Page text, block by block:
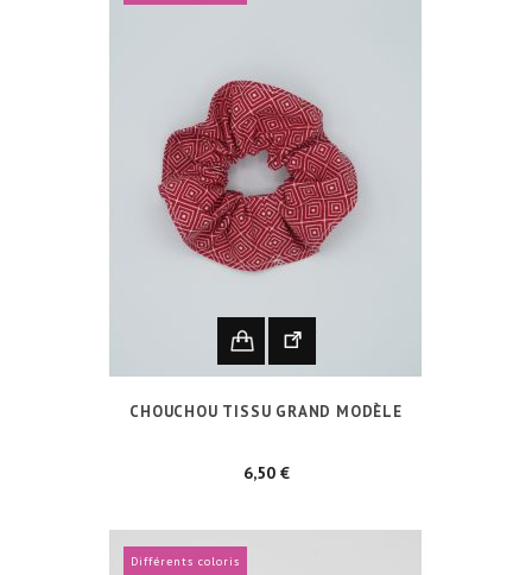
CHOUCHOU TISSU GRAND MODÈLE
6,50 €Prix
Différents coloris